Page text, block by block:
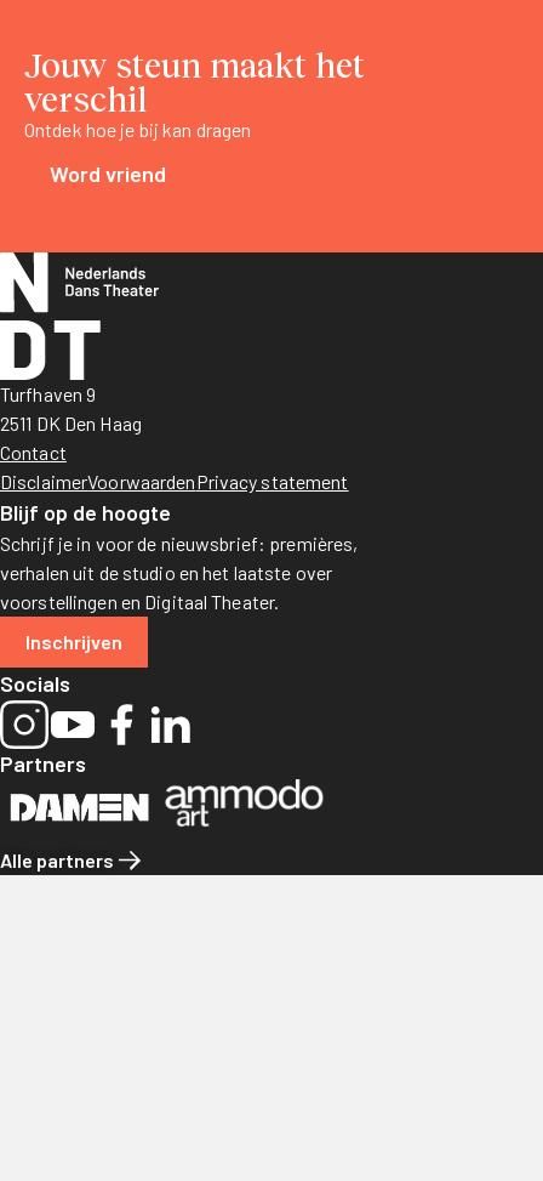
Jouw steun maakt het
verschil
Ontdek hoe je bij kan dragen
Word vriend
Turfhaven 9
2511 DK Den Haag
Contact
DisclaimerVoorwaardenPrivacy statement
Blijf op de hoogte
Schrijf je in voor de nieuwsbrief: premières,
verhalen uit de studio en het laatste over
voorstellingen en Digitaal Theater.
Inschrijven
Socials
Partners
Alle partners